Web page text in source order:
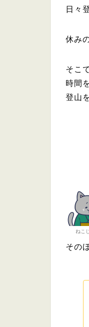
日々
休み
そこ
時間
登山
ねこ
その